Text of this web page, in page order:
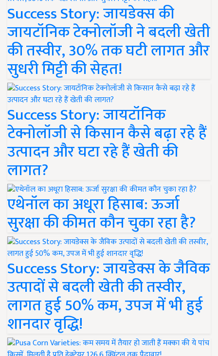
Success Story: जायडेक्स की
जायटॉनिक टेक्नोलॉजी ने बदली खेती
की तस्वीर, 30% तक घटी लागत और
सुधरी मिट्टी की सेहत!
Success Story: जायटॉनिक
टेक्नोलॉजी से किसान कैसे बढ़ा रहे हैं
उत्पादन और घटा रहे हैं खेती की
लागत?
एथेनॉल का अधूरा हिसाब: ऊर्जा
सुरक्षा की कीमत कौन चुका रहा है?
Success Story: जायडेक्स के जैविक
उत्पादों से बदली खेती की तस्वीर,
लागत हुई 50% कम, उपज में भी हुई
शानदार वृद्धि!